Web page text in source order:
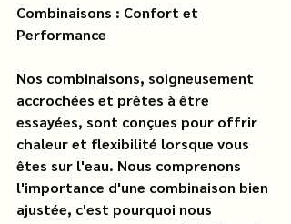
Combinaisons : Confort et
Performance
Nos combinaisons, soigneusement
accrochées et prêtes à être
essayées, sont conçues pour offrir
chaleur et flexibilité lorsque vous
êtes sur l'eau. Nous comprenons
l'importance d'une combinaison bien
ajustée, c'est pourquoi nous